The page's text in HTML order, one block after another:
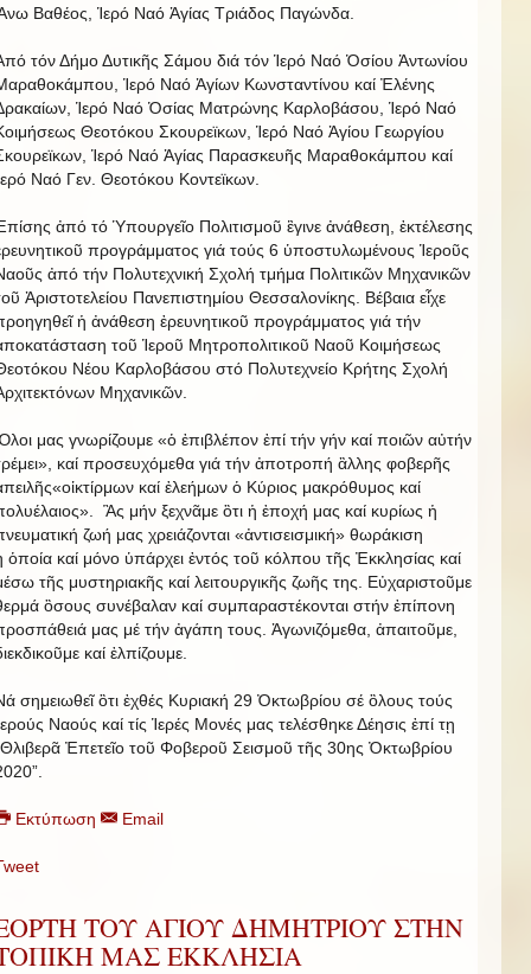
Βαθέος, Ἱερό Ναό Ἁγίας Τριάδος Παγώνδα.
τόν Δήμο Δυτικῆς Σάμου διά τόν Ἱερό Ναό Ὁσίου Ἀντωνίου
Ἱερό Ναό Ἁγίων Κωνσταντίνου καί Ἐλένης
Ἱερό Ναό Ὁσίας Ματρώνης Καρλοβάσου, Ἱερό Ναό
Θεοτόκου Σκουρεϊκων, Ἱερό Ναό Ἁγίου Γεωργίου
Ἱερό Ναό Ἁγίας Παρασκευῆς Μαραθοκάμπου καί
Ναό Γεν. Θεοτόκου Κοντεϊκων.
ἀπό τό Ὑπουργεῖο Πολιτισμοῦ ἒγινε ἀνάθεση, ἐκτέλεσης
προγράμματος γιά τούς 6 ὑποστυλωμένους Ἱεροῦς
ἀπό τήν Πολυτεχνική Σχολή τμήμα Πολιτικῶν Μηχανικῶν
Ἀριστοτελείου Πανεπιστημίου Θεσσαλονίκης. Βέβαια εἶχε
ἡ ἀνάθεση ἐρευνητικοῦ προγράμματος γιά τήν
τοῦ Ἱεροῦ Μητροπολιτικοῦ Ναοῦ Κοιμήσεως
Νέου Καρλοβάσου στό Πολυτεχνείο Κρήτης Σχολή
Μηχανικῶν.
μας γνωρίζουμε «ὁ ἐπιβλέπον ἐπί τήν γήν καί ποιῶν αὐτήν
καί προσευχόμεθα γιά τήν ἀποτροπή ἂλλης φοβερῆς
καί ἐλεήμων ὁ Κύριος μακρόθυμος καί
Ἃς μήν ξεχνᾶμε ὃτι ἡ ἐποχή μας καί κυρίως ἡ
ζωή μας χρειάζονται «ἀντισεισμική» θωράκιση
ὁποία καί μόνο ὑπάρχει ἐντός τοῦ κόλπου τῆς Ἐκκλησίας καί
τῆς μυστηριακῆς καί λειτουργικῆς ζωῆς της. Εὐχαριστοῦμε
ὃσους συνέβαλαν καί συμπαραστέκονται στήν ἐπίπονη
μας μέ τήν ἀγάπη τους. Ἀγωνιζόμεθα, ἀπαιτοῦμε,
καί ἐλπίζουμε.
σημειωθεῖ ὃτι ἐχθές Κυριακή 29 Ὀκτωβρίου σέ ὃλους τούς
Ναούς καί τίς Ἱερές Μονές μας τελέσθηκε Δέησις ἐπί τῃ
Ἐπετεῖο τοῦ Φοβεροῦ Σεισμοῦ τῆς 30ης Ὀκτωβρίου
Εκτύπωση Email
ΤΟΥ ΑΓΙΟΥ ΔΗΜΗΤΡΙΟΥ ΣΤΗΝ
ΜΑΣ ΕΚΚΛΗΣΙΑ